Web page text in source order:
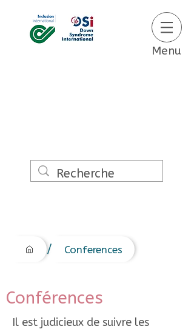
Menu
/ Conferences
Conférences
Il est judicieux de suivre les